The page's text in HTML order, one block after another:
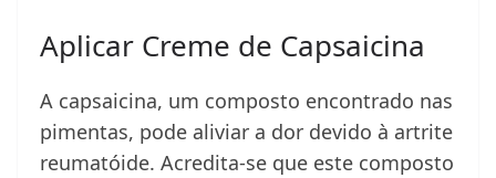
Aplicar Creme de Capsaicina
A capsaicina, um composto encontrado nas
pimentas, pode aliviar a dor devido à artrite
reumatóide. Acredita-se que este composto